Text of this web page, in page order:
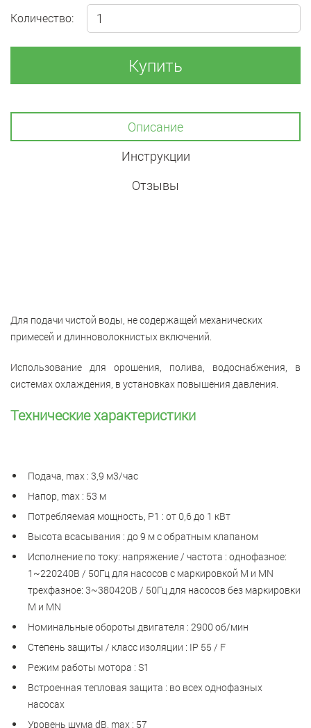
Количество:
Купить
Описание
Инструкции
Отзывы
Для подачи чистой воды, не содержащей механических
примесей и длинноволокнистых включений.
Использование для орошения, полива, водоснабжения, в
системах охлаждения, в установках повышения давления.
Технические характеристики
Подача, max : 3,9 м3/час
Напор, max : 53 м
Потребляемая мощность, Р1 : от 0,6 до 1 кВт
Высота всасывания : до 9 м с обратным клапаном
Исполнение по току: напряжение / частота : однофазное:
1~220240В / 50Гц для насосов с маркировкой М и MN
трехфазное: 3~380420В / 50Гц для насосов без маркировки
М и MN
Номинальные обороты двигателя : 2900 об/мин
Степень защиты / класс изоляции : IP 55 / F
Режим работы мотора : S1
Встроенная тепловая защита : во всех однофазных
насосах
Уровень шума dB, max : 57